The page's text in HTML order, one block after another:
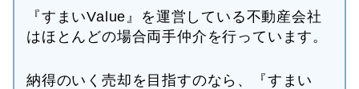
『すまいValue』を運営している不動産会社
はほとんどの場合両手仲介を行っています。
納得のいく売却を目指すのなら、『すまい